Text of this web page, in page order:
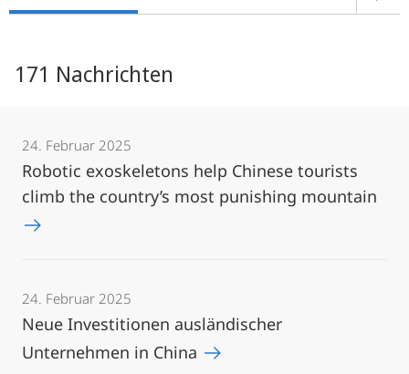
171 Nachrichten
24. Februar 2025
Robotic exoskeletons help Chinese tourists
climb the country’s most punishing mountain
24. Februar 2025
Neue Investitionen ausländischer
Unternehmen in China